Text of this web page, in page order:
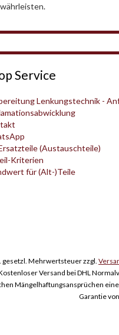
Service
Lenkungstechnik -
(Austauschteile)
Kriterien
für (Alt-)Teile
gesetzl. Mehrwertsteuer zzgl.
Versand bei DHL
Mängelhaftungsansprüchen
Garantie